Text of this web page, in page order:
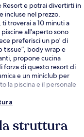
Resort e potrai divertirti in
incluse nel prezzo,
troverai a 10 minuti a
all'aperto sono
preferisci un po' di
tissue”, body wrap e
propone cucina
forza di questo resort di
e un miniclub per
la piscina e il personale
struttura